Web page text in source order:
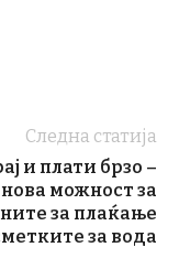
Следна статија
и плати брзо –
нова можност за
за плаќање
за вода